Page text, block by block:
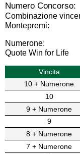
Numero Concorso:
Combinazione
Montepremi:
Numerone:
Quote Win for Life
Vincita
10 + Numerone
10
9 + Numerone
9
8 + Numerone
7 + Numerone